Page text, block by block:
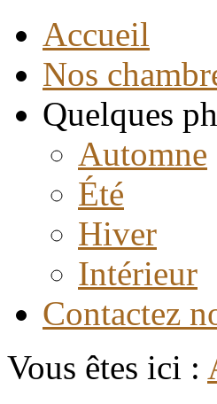
Accueil
Nos
Quelques
Automne
Été
Hiver
Intérieur
Contactez
Vous êtes ici :